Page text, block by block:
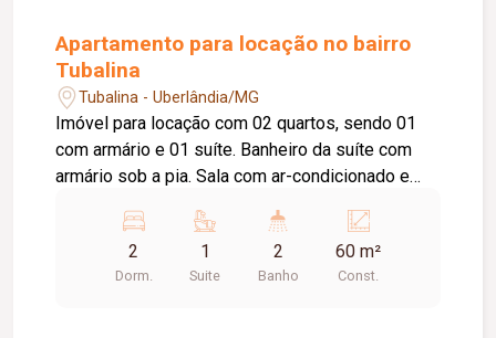
Apartamento para locação no bairro
Tubalina
Tubalina - Uberlândia/MG
Imóvel para locação com 02 quartos, sendo 01
com armário e 01 suíte. Banheiro da suíte com
armário sob a pia. Sala com ar-condicionado e
serviço. 01 banheiro social com armário sob a
pia. Prédio com elevador e 01 vaga de
estacionamento.
2
Dorm.
1
Suite
2
Banho
60 m²
Const.